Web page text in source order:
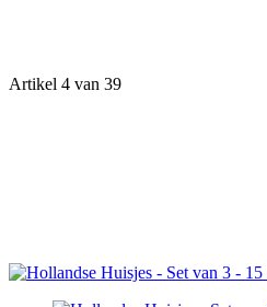
Artikel 4 van 39